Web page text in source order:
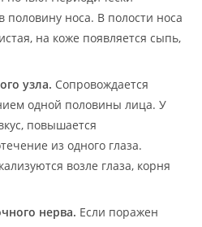
половину носа. В полости носа
на коже появляется сыпь,
узла. Сопровождается
одной половины лица. У
повышается
из одного глаза.
возле глаза, корня
нерва. Если поражен